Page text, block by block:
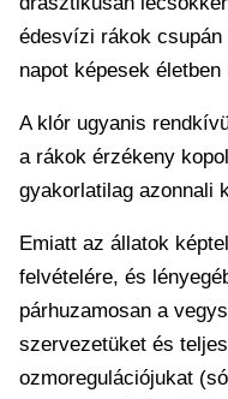
édesvízi rákok
napot képesek
A klór ugyanis
a rákok érzékeny
gyakorlatilag azonnali
Emiatt az állatok
felvételére, és
párhuzamosan a
szervezetüket és
ozmoregulációjukat